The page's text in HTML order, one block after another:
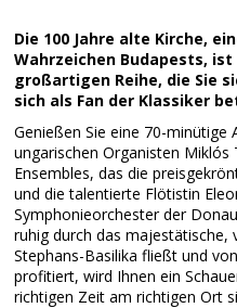
Die 100 Jahre alte Kirche,
Wahrzeichen Budapests,
großartigen Reihe, die Sie
sich als Fan der Klassiker
Genießen Sie eine 70-minütige
ungarischen Organisten Miklós
Ensembles, das die
und die talentierte Flötistin
Symphonieorchester der
ruhig durch das majestätische,
Stephans-Basilika fließt und
profitiert, wird Ihnen ein
richtigen Zeit am richtigen Ort